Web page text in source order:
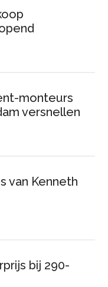
monteurs
versnellen
van Kenneth
bij 290-